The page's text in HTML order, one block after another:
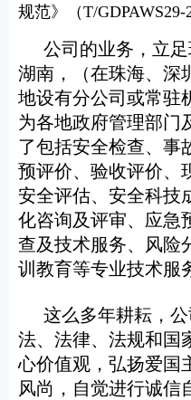
规范》（T/GDPAWS29-
公司的业务，立
湖南，（在珠海、深
地设有分公司或常驻
为各地政府管理部门
了包括安全检查、事
预评价、验收评价、
安全评估、安全科技
化咨询及评审、应急
查及技术服务、风险
训教育等专业技术服
这么多年耕耘，
法、法律、法规和国
心价值观，弘扬爱国
风尚，自觉进行诚信